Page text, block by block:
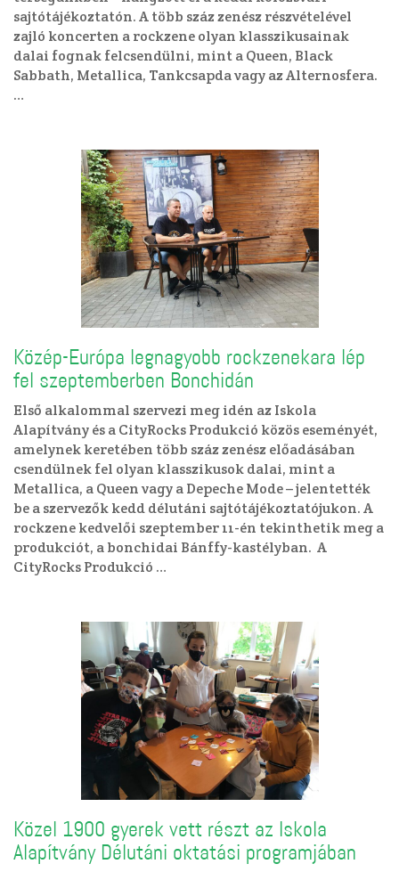
sajtótájékoztatón. A több száz zenész részvételével
zajló koncerten a rockzene olyan klasszikusainak
dalai fognak felcsendülni, mint a Queen, Black
Sabbath, Metallica, Tankcsapda vagy az Alternosfera.
…
Közép-Európa legnagyobb rockzenekara lép
fel szeptemberben Bonchidán
Első alkalommal szervezi meg idén az Iskola
Alapítvány és a CityRocks Produkció közös eseményét,
amelynek keretében több száz zenész előadásában
csendülnek fel olyan klasszikusok dalai, mint a
Metallica, a Queen vagy a Depeche Mode – jelentették
be a szervezők kedd délutáni sajtótájékoztatójukon. A
rockzene kedvelői szeptember 11-én tekinthetik meg a
produkciót, a bonchidai Bánffy-kastélyban. A
CityRocks Produkció …
Közel 1900 gyerek vett részt az Iskola
Alapítvány Délutáni oktatási programjában